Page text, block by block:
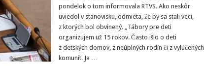
pondelok o tom informovala RTVS. Ako neskôr
uviedol v stanovisku, odmieta, že by sa stali veci,
z ktorých bol obvinený. „Tábory pre deti
organizujem už 15 rokov. Často išlo o deti
z detských domov, z neúplných rodín či z vylúčených
komunít. Ja …